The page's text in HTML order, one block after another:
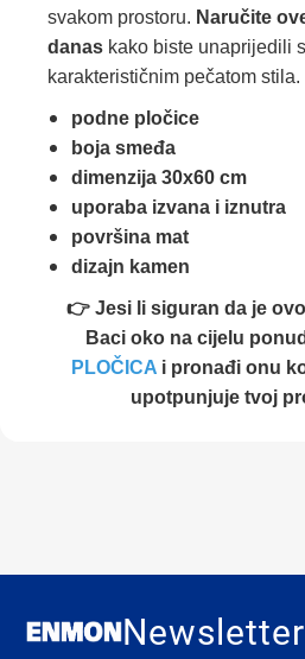
svakom prostoru. Naručite
danas kako biste unaprijedili
karakterističnim pečatom stila.
podne pločice
boja smeđa
dimenzija 30x60 cm
uporaba izvana i iznutra
površina mat
dizajn kamen
👉 Jesi li siguran da je
Baci oko na cijelu
PLOČICA i pronađi onu
upotpunjuje tvoj
Newsletter